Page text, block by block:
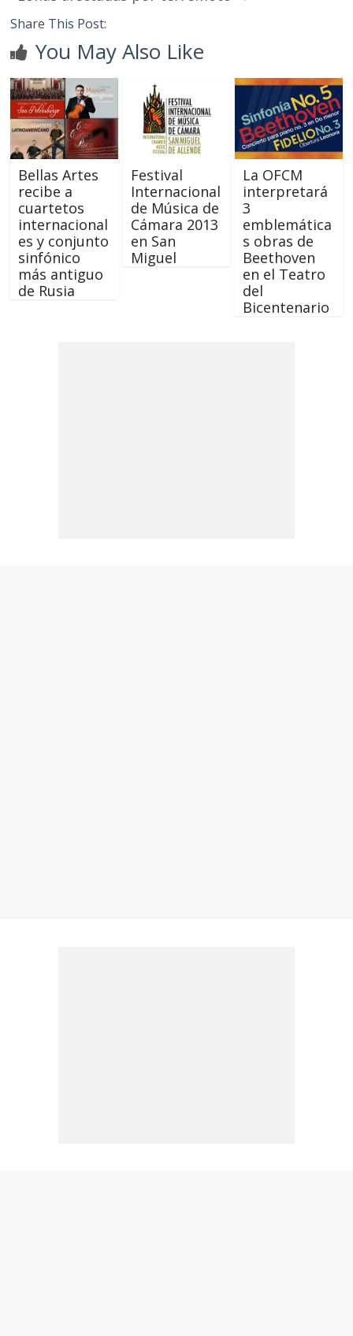
Share This Post:
You May Also Like
Bellas Artes
recibe a
cuartetos
internacional
es y conjunto
sinfónico
más antiguo
de Rusia
Festival
Internacional
de Música de
Cámara 2013
en San
Miguel
La OFCM
interpretará
3
emblemática
s obras de
Beethoven
en el Teatro
del
Bicentenario